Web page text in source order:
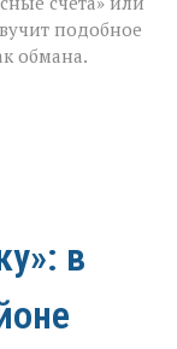
подобное
обмана.
в